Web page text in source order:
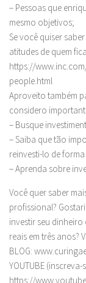
– Pessoas que
mesmo objetivos;
Se você quiser
atitudes de quem
https://
people.html
Aproveito também
considero
– Busque
– Saiba que tão
reinvesti-lo de
– Aprenda sobre
Você quer saber
profissional?
investir seu dinheiro
reais em três anos?
BLOG:
YOUTUBE
https://